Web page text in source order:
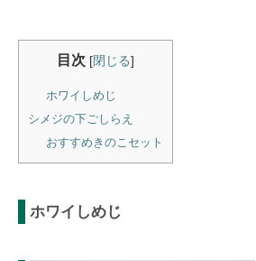
目次 [閉じる]
ホワイしめじ
シメジの下ごしらえ
おすすめきのこセット
ホワイしめじ